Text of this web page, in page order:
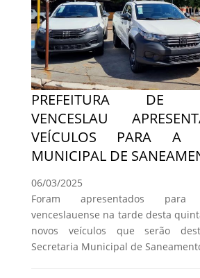
PREFEITURA DE
VENCESLAU
VEÍCULOS PARA A
MUNICIPAL DE
06/03/2025
Foram apresentados
venceslauense na tarde desta
novos veículos que serão
Secretaria Municipal de